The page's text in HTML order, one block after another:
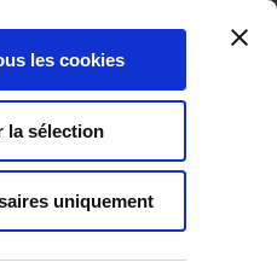
les cookies
la sélection
uniquement
0
Panier
0